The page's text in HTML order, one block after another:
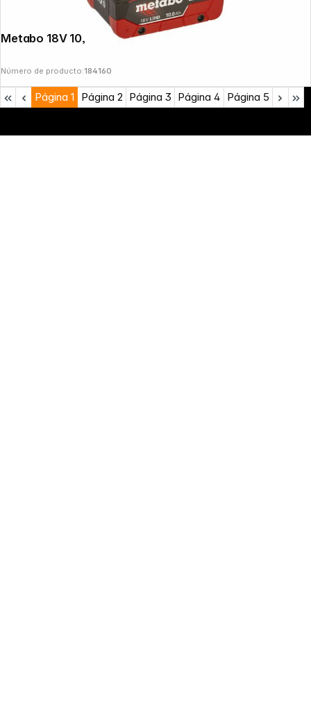
Metabo 18V 10,0Ah LiHD Battery Pack
Número de producto:184160
Página 1 Página 2 Página 3 Página 4 Página 5